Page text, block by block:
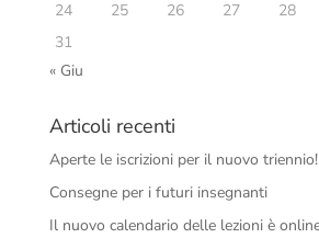
24
25 26 27 28
31
« Giu
Articoli recenti
Aperte le iscrizioni per il nuovo triennio!
Consegne per i futuri insegnanti
Il nuovo calendario delle lezioni è